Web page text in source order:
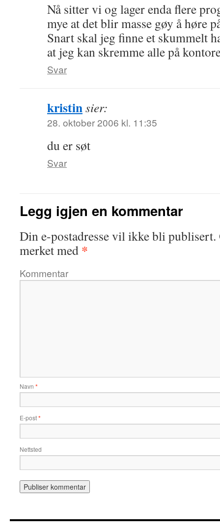
Nå sitter vi og lager enda flere
mye at det blir masse gøy å høre
Snart skal jeg finne et skummelt
at jeg kan skremme alle på
Svar
kristinsier:
28. oktober 2006 kl. 11:35
du er søt
Svar
Legg igjen en kommentar
Din e-postadresse vil ikke bli publisert.
merket med *
Kommentar
Navn *
E-post*
Nettsted